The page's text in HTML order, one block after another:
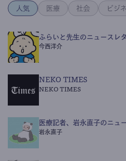
人気 医療 社会 ビジ
ふらいと先生のニュースレ
今西洋介
NEKO TIMES
NEKO TIMES
医療記者、岩永直子のニュ
岩永直子